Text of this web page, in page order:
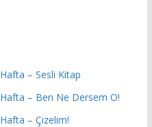
– Sesli Kitap
– Ben Ne Dersem O!
– Çizelim!